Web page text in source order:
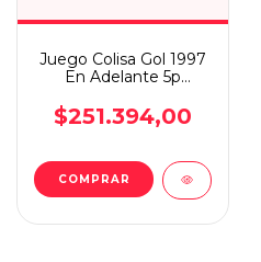
Juego Colisa Gol 1997
En Adelante 5p
$251.394,00